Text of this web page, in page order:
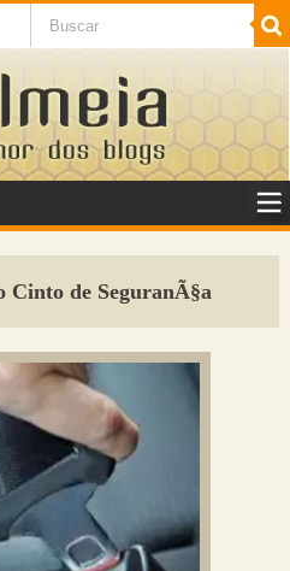
SaÃºde
Cinto de SeguranÃ§a